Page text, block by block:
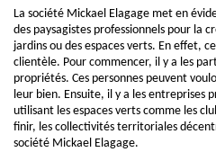
La société Mickael Elagage met en
des paysagistes professionnels pour la
jardins ou des espaces verts. En effet,
clientèle. Pour commencer, il y a les
propriétés. Ces personnes peuvent
leur bien. Ensuite, il y a les entreprises
utilisant les espaces verts comme les
finir, les collectivités territoriales
société Mickael Elagage.